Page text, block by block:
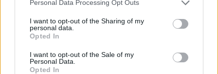
Personal Data Processing Opt Outs
I want to opt-out of the Sharing of my
personal data.
Opted In
I want to opt-out of the Sale of my
Personal Data.
Opted In
επίσκεψη και στην Νοσηλευτική Μονάδα
Μολάων.